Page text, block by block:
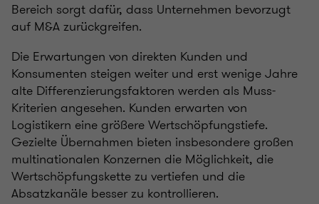
Bereich sorgt dafür, dass Unternehmen bevorzugt
auf M&A zurückgreifen.
Die Erwartungen von direkten Kunden und
Konsumenten steigen weiter und erst wenige Jahre
alte Differenzierungsfaktoren werden als Muss-
Kriterien angesehen. Kunden erwarten von
Logistikern eine größere Wertschöpfungstiefe.
Gezielte Übernahmen bieten insbesondere großen
multinationalen Konzernen die Möglichkeit, die
Wertschöpfungskette zu vertiefen und die
Absatzkanäle besser zu kontrollieren.